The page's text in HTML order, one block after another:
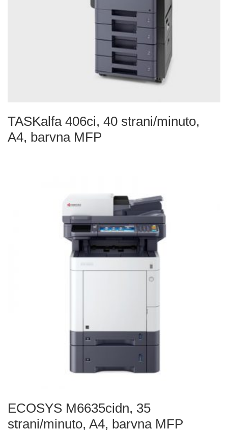
TASKalfa 406ci, 40 strani/minuto,
A4, barvna MFP
ECOSYS M6635cidn, 35
strani/minuto, A4, barvna MFP